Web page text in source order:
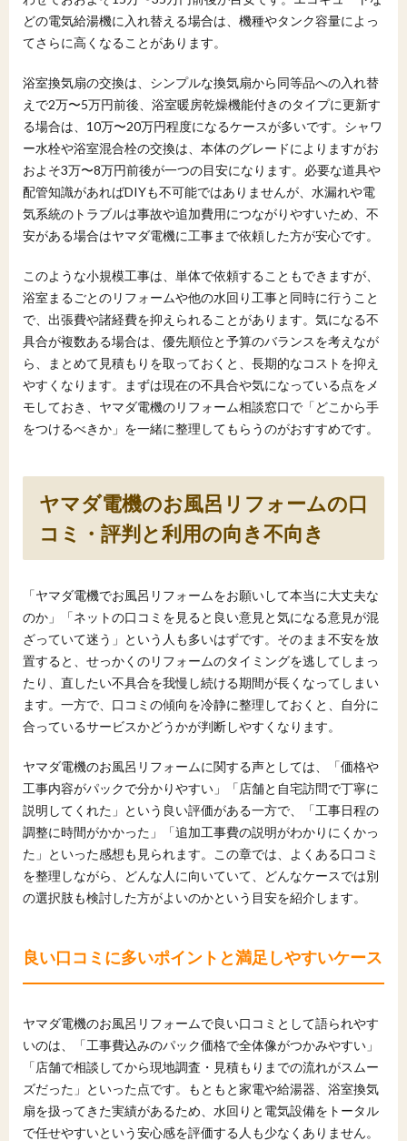
どの電気給湯機に入れ替える場合は、機種やタンク容量によっ
てさらに高くなることがあります。
浴室換気扇の交換は、シンプルな換気扇から同等品への入れ替
えで2万〜5万円前後、浴室暖房乾燥機能付きのタイプに更新す
る場合は、10万〜20万円程度になるケースが多いです。シャワ
ー水栓や浴室混合栓の交換は、本体のグレードによりますがお
およそ3万〜8万円前後が一つの目安になります。必要な道具や
配管知識があればDIYも不可能ではありませんが、水漏れや電
気系統のトラブルは事故や追加費用につながりやすいため、不
安がある場合はヤマダ電機に工事まで依頼した方が安心です。
このような小規模工事は、単体で依頼することもできますが、
浴室まるごとのリフォームや他の水回り工事と同時に行うこと
で、出張費や諸経費を抑えられることがあります。気になる不
具合が複数ある場合は、優先順位と予算のバランスを考えなが
ら、まとめて見積もりを取っておくと、長期的なコストを抑え
やすくなります。まずは現在の不具合や気になっている点をメ
モしておき、ヤマダ電機のリフォーム相談窓口で「どこから手
をつけるべきか」を一緒に整理してもらうのがおすすめです。
ヤマダ電機のお風呂リフォームの口
コミ・評判と利用の向き不向き
「ヤマダ電機でお風呂リフォームをお願いして本当に大丈夫な
のか」「ネットの口コミを見ると良い意見と気になる意見が混
ざっていて迷う」という人も多いはずです。そのまま不安を放
置すると、せっかくのリフォームのタイミングを逃してしまっ
たり、直したい不具合を我慢し続ける期間が長くなってしまい
ます。一方で、口コミの傾向を冷静に整理しておくと、自分に
合っているサービスかどうかが判断しやすくなります。
ヤマダ電機のお風呂リフォームに関する声としては、「価格や
工事内容がパックで分かりやすい」「店舗と自宅訪問で丁寧に
説明してくれた」という良い評価がある一方で、「工事日程の
調整に時間がかかった」「追加工事費の説明がわかりにくかっ
た」といった感想も見られます。この章では、よくある口コミ
を整理しながら、どんな人に向いていて、どんなケースでは別
の選択肢も検討した方がよいのかという目安を紹介します。
良い口コミに多いポイントと満足しやすいケース
ヤマダ電機のお風呂リフォームで良い口コミとして語られやす
いのは、「工事費込みのパック価格で全体像がつかみやすい」
「店舗で相談してから現地調査・見積もりまでの流れがスムー
ズだった」といった点です。もともと家電や給湯器、浴室換気
扇を扱ってきた実績があるため、水回りと電気設備をトータル
で任せやすいという安心感を評価する人も少なくありません。